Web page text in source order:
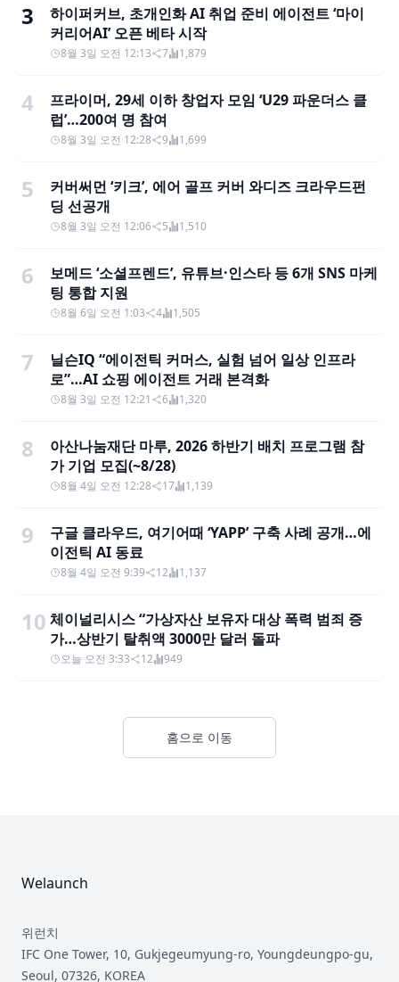
3
하이퍼커브, 초개인화 AI 취업 준비 에이전트 ‘마이
커리어AI’ 오픈 베타 시작
8월 3일 오전 12:13 7 1,879
4
프라이머, 29세 이하 창업자 모임 ‘U29 파운더스 클
럽’…200여 명 참여
8월 3일 오전 12:28 9 1,699
5
커버써먼 ‘키크’, 에어 골프 커버 와디즈 크라우드펀
딩 선공개
8월 3일 오전 12:06 5 1,510
6
보메드 ‘소셜프렌드’, 유튜브·인스타 등 6개 SNS 마케
팅 통합 지원
8월 6일 오전 1:03 4 1,505
7
닐슨IQ “에이전틱 커머스, 실험 넘어 일상 인프라
로”…AI 쇼핑 에이전트 거래 본격화
8월 3일 오전 12:21 6 1,320
8
아산나눔재단 마루, 2026 하반기 배치 프로그램 참
가 기업 모집(~8/28)
8월 4일 오전 12:28 17 1,139
9
구글 클라우드, 여기어때 ‘YAPP’ 구축 사례 공개…에
이전틱 AI 동료
8월 4일 오전 9:39 12 1,137
10 체이널리시스 “가상자산 보유자 대상 폭력 범죄 증
가…상반기 탈취액 3000만 달러 돌파
오늘 오전 3:33 12 949
홈으로 이동
Welaunch
위런치
IFC One Tower, 10, Gukjegeumyung-ro, Youngdeungpo-gu,
Seoul, 07326, KOREA